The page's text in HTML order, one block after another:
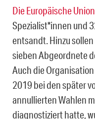
Die Europäische Union
Spezialist*innen und
entsandt. Hinzu sollen
sieben Abgeordnete
Auch die
2019 bei den später
annullierten Wahlen
diagnostiziert hatte,